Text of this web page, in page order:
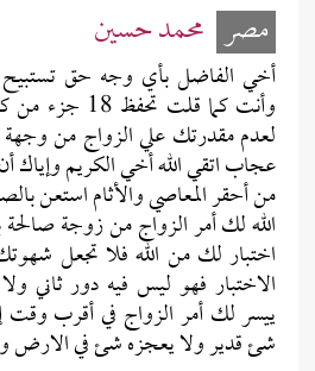
مصر محمد حسين
أخي الفاضل بأي وجه حق تستبيح
وأنت كما قلت
لعدم مقدرتك علي الزواج من وجهة
عجاب اتقي الله أخي الكريم وإياك
من أحقر المعاصي والأثام استعن
الله لك أمر الزواج من زوجة صالحة
اختبار لك من الله فلا تجعل
الاختبار فهو ليس فيه دور ثاني
ييسر لك أمر الزواج في أقرب وقت
شئ قدير ولا يعجزه شئ في الارض